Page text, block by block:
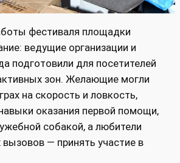
фестиваля площадки
ведущие организации и
подготовили для посетителей
зон. Желающие могли
на скорость и ловкость,
оказания первой помощи,
собакой, а любители
вызовов — принять участие в